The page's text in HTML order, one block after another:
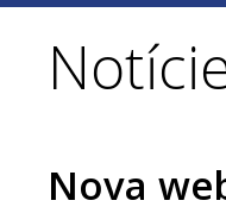
Nova